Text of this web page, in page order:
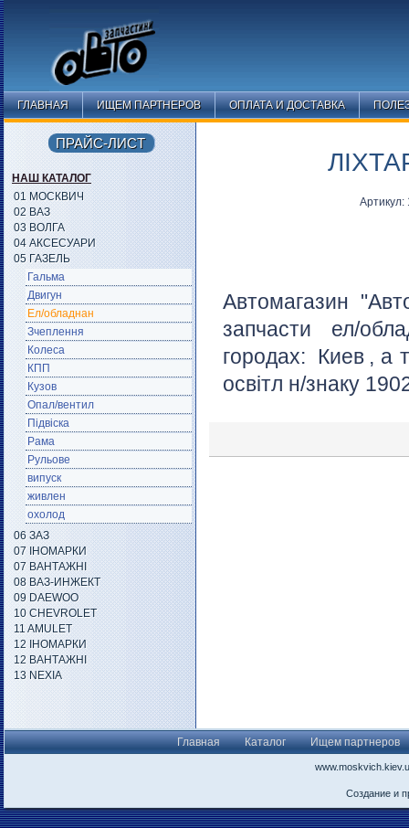
ГЛАВНАЯ ИЩЕМ ПАРТНЕРОВ ОПЛАТА И ДОСТАВКА
Автомагазин
запчасти ел/
городах: Киев , а
освітл н/знаку
ПРАЙС-ЛИСТ
НАШ КАТАЛОГ
01 МОСКВИЧ
02 ВАЗ
03 ВОЛГА
04 АКСЕСУАРИ
05 ГАЗЕЛЬ
Гальма
Двигун
Ел/обладнан
Зчеплення
Колеса
КПП
Кузов
Опал/вентил
Підвіска
Рама
Рульове
випуск
живлен
охолод
06 ЗАЗ
07 ІНОМАРКИ
07 ВАНТАЖНІ
08 ВАЗ-ИНЖЕКТ
09 DAEWOO
10 CHEVROLET
11 AMULET
12 ІНОМАРКИ
12 ВАНТАЖНІ
13 NEXIA
Главная Каталог Ищем партнеров
Создание и